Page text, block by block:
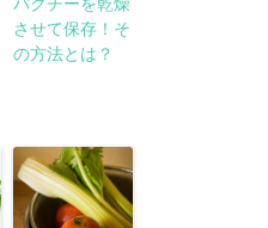
パクチーを乾燥
させて保存！そ
の方法とは？